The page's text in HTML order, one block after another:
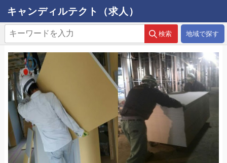
キャンディルテクト（求人）
地域で探す